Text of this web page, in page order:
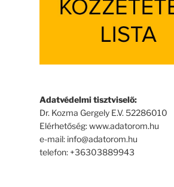
Adatvédelmi tisztviselő:
Dr. Kozma Gergely E.V. 52286010
Elérhetőség: www.adatorom.hu
e-mail: info@adatorom.hu
telefon: +36303889943